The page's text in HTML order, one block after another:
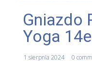
Gniazdo
Yoga 14e
1 sierpnia 2024 0